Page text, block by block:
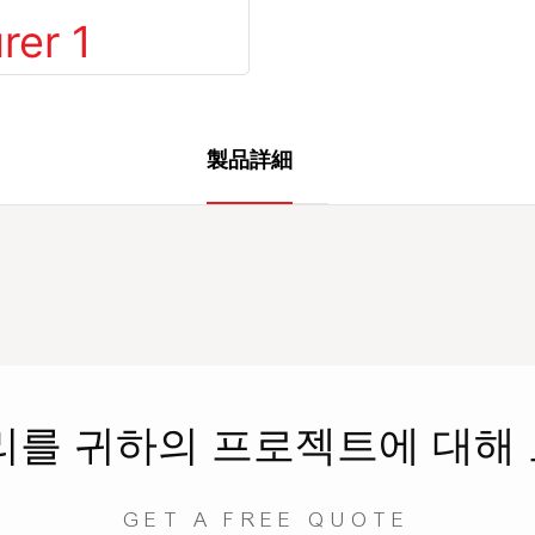
製品詳細
를 귀하의 프로젝트에 대해
GET A FREE QUOTE